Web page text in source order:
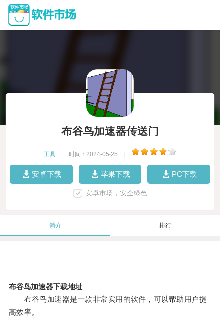
布谷鸟加速器传送门
工具 时间：2024-05-25
安卓下载 苹果下载 PC下载
安卓市场，安全绿色
简介 排行
布谷鸟加速器下载地址
布谷鸟加速器是一款非常实用的软件，可以帮助用户提
高效率。